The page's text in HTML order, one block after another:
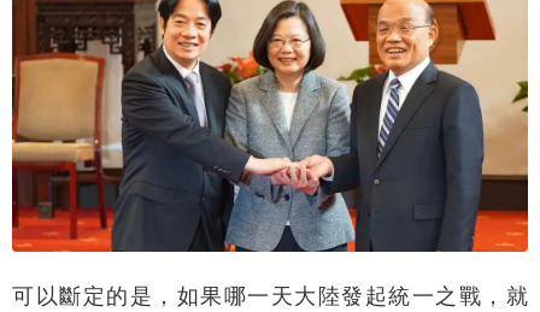
可以斷定的是，如果哪一天大陸發起統一之戰，就